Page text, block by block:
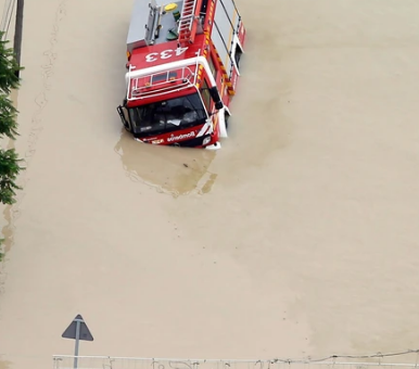
WhatsappFacebook